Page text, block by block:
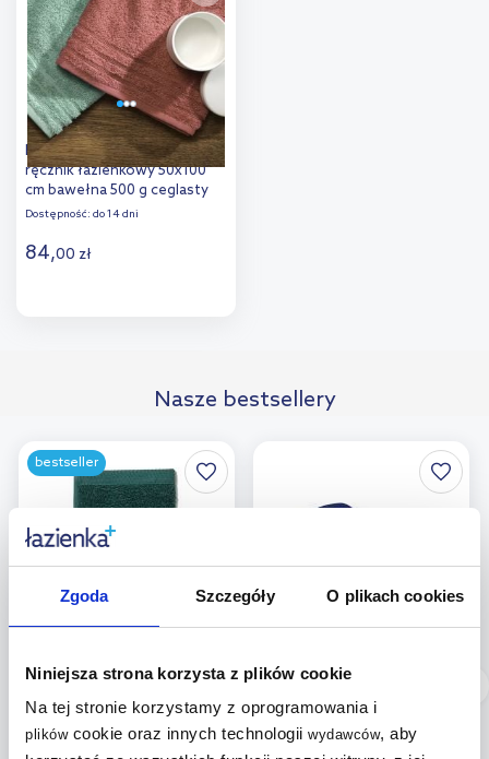
Zgoda Szczegóły O plikach cookies
Niniejsza strona korzysta z plików cookie
Na tej stronie korzystamy z oprogramowania i
plikówcookie oraz innych technologii wydawców, aby
porównania
Kleine Wolke Royal Vegan
ręcznik łazienkowy 50x100
cm bawełna 500 g ceglasty
3003327262
Dostępność: do 14 dni
84,00 zł
porównaniaNasze bestsellery
bestseller
Dostępność:24h!
Kela Ladessa ręcznik
łazienkowy 30x50 cm
Dostępność:
Texpol Gładki ręcznik
łazienkowy 30x50 cm